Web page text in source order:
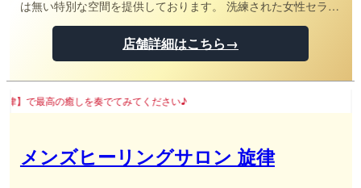
は無い特別な空間を提供しております。 洗練された女性セラピ
ストたちが時にプロフェッショナルに時に情熱的に恋人らしい
雰囲気で大人の女性の魅力を存分に発揮します。 マッサージ技
術だけでなくセラピストとして大事な【心遣い、マナー、会
癒しのひと時をご堪能ください。
店舗詳細はこちら→
奏でてみてください♪
メンズヒーリングサロン 旋律